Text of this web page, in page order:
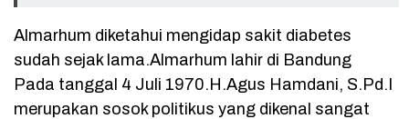
Almarhum diketahui mengidap sakit diabetes
sudah sejak lama.Almarhum lahir di Bandung
Pada tanggal 4 Juli 1970.H.Agus Hamdani, S.Pd.I
merupakan sosok politikus yang dikenal sangat